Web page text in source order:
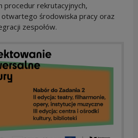
procedur rekrutacyjnych,
otwartego środowiska pracy oraz
zespołów.